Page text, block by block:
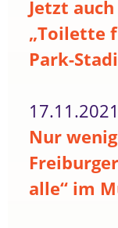
Jetzt
„Toilette
Park-
17.11.2021
Nur
alle“ im